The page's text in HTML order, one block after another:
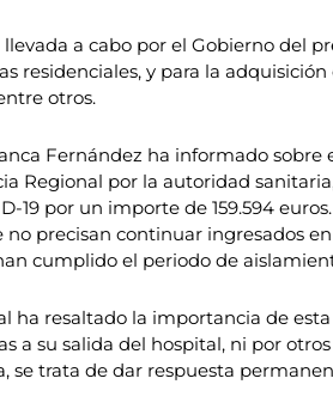
a cabo por el Gobierno del
residenciales, y para la
otros.
Fernández ha informado sobre
Regional por la autoridad
19 por un importe de 159.594
precisan continuar ingresados
cumplido el periodo de
ha resaltado la importancia de
a su salida del hospital, ni por
se trata de dar respuesta